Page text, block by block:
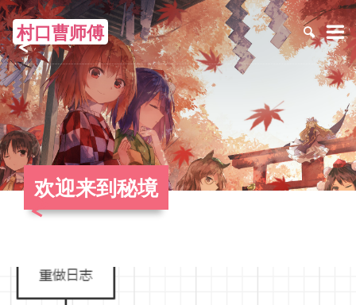
村口曹师傅 ≡
欢迎来到秘境